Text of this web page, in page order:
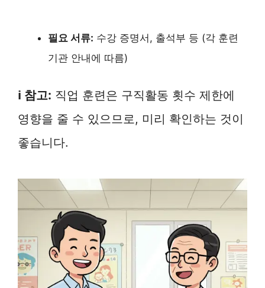
필요 서류: 수강 증명서, 출석부 등 (각 훈련
기관 안내에 따름)
ℹ️ 참고: 직업 훈련은 구직활동 횟수 제한에
영향을 줄 수 있으므로, 미리 확인하는 것이
좋습니다.